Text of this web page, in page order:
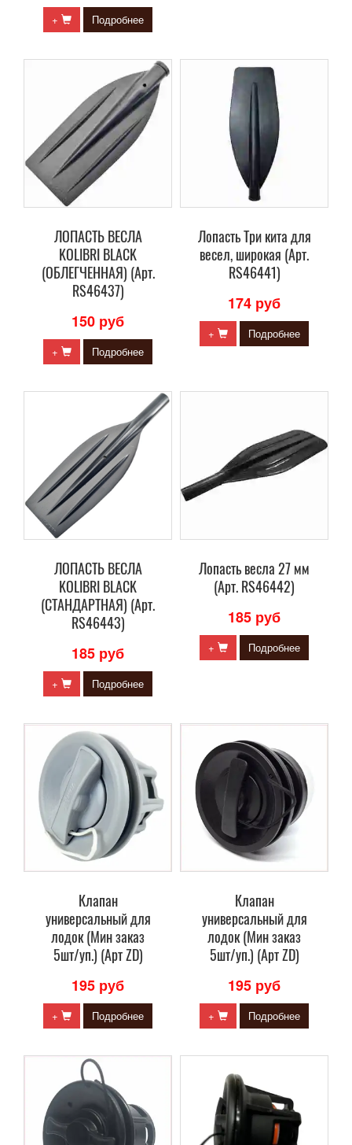
+ Подробнее
ЛОПАСТЬ ВЕСЛА
KOLIBRI BLACK
(ОБЛЕГЧЕННАЯ) (Арт.
RS46437)
150 руб
+ Подробнее
Лопасть Три кита для
весел, широкая (Арт.
RS46441)
174 руб
+ Подробнее
ЛОПАСТЬ ВЕСЛА
KOLIBRI BLACK
(СТАНДАРТНАЯ) (Арт.
RS46443)
185 руб
+ Подробнее
Лопасть весла 27 мм
(Арт. RS46442)
185 руб
+ Подробнее
Клапан
универсальный для
лодок (Мин заказ
5шт/уп.) (Арт ZD)
195 руб
+ Подробнее
Клапан
универсальный для
лодок (Мин заказ
5шт/уп.) (Арт ZD)
195 руб
+ Подробнее